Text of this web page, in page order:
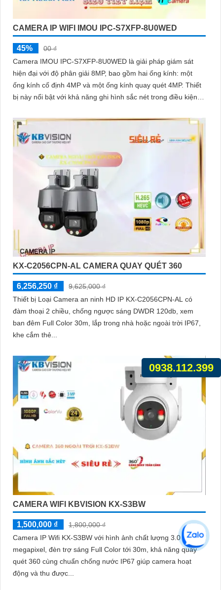
CAMERA IP WIFI IMOU IPC-S7XFP-8U0WED
45%
00 ₫
Camera IMOU IPC-S7XFP-8U0WED là giải pháp giám sát
hiện đại với độ phân giải 8MP, bao gồm hai ống kính: một
ống kính cố định 4MP và một ống kính quay quét 4MP. Thiết
bị này nổi bật với khả năng ghi hình sắc nét trong điều kiện
KX-C2056CPN-AL CAMERA QUAY QUÉT 360
6,256,250 ₫
9,625,000 ₫
Thiết bị Loại Camera an ninh HD IP KX-C2056CPN-AL có
đàm thoại 2 chiều, chống ngược sáng DWDR 120db, xem
ban đêm Full Color 30m, lắp trong nhà hoặc ngoài trời IP67,
khe cắm thẻ...
CAMERA WIFI KBVISION KX-S3BW
1,500,000 ₫
1,800,000 ₫
Camera IP Wifi KX-S3BW với hình ảnh chất lượng 3.0
megapixel, đèn trợ sáng Full Color tới 30m, khả năng quay
quét 360 cùng chuẩn chống nước IP67 giúp camera hoạt
động và thu được...
0938.112.399